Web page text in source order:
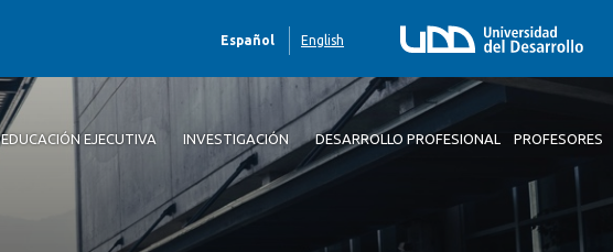
Español English
EDUCACIÓN EJECUTIVA INVESTIGACIÓN DESARROLLO PROFESIONAL PROFESORES